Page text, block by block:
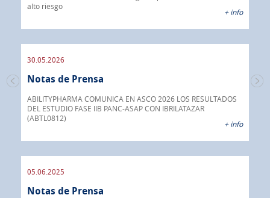
alto riesgo
+ info
30.05.2026
Notas de Prensa
ABILITYPHARMA COMUNICA EN ASCO 2026 LOS RESULTADOS
DEL ESTUDIO FASE IIB PANC-ASAP CON IBRILATAZAR
(ABTL0812)
+ info
05.06.2025
Notas de Prensa